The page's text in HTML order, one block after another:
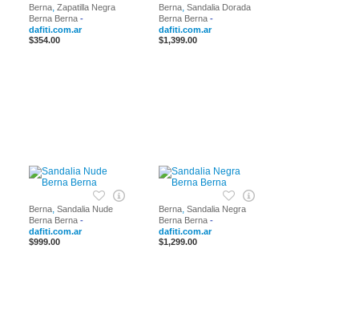
Berna Zapatilla Negra
Berna Berna -
dafiti.com.ar
$354.00
Berna Sandalia Dorada
Berna Berna -
dafiti.com.ar
$1,399.00
Berna Sandalia Nude
Berna Berna -
dafiti.com.ar
$999.00
Berna Sandalia Negra
Berna Berna -
dafiti.com.ar
$1,299.00